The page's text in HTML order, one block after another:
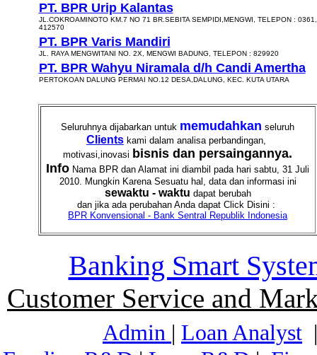
PT. BPR Urip Kalantas
JL.COKROAMINOTO KM.7 NO 71 BR.SEBITA SEMPIDI,MENGWI, TELEPON : 0361,
412570
PT. BPR Varis Mandiri
JL. RAYA MENGWITANI NO. 2X, MENGWI BADUNG, TELEPON : 829920
PT. BPR Wahyu Niramala d/h Candi Amertha
PERTOKOAN DALUNG PERMAI NO.12 DESA,DALUNG, KEC. KUTA UTARA
Seluruhnya dijabarkan untuk memudahkan seluruh
Clients kami dalam analisa perbandingan,
motivasi,inovasi bisnis dan persaingannya.
Info Nama BPR dan Alamat ini diambil pada hari sabtu, 31 Juli
2010. Mungkin Karena Sesuatu hal, data dan informasi ini
sewaktu - waktu dapat berubah
dan jika ada perubahan Anda dapat Click Disini :
BPR Konvensional - Bank Sentral Republik Indonesia
Banking Smart
Customer Service and
Admin | Loan Analyst